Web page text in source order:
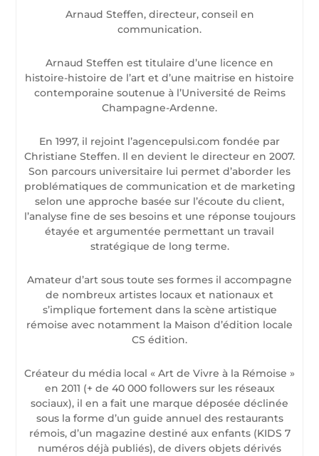
Arnaud Steffen, directeur, conseil en
communication.
Arnaud Steffen est titulaire d’une licence en
histoire-histoire de l’art et d’une maitrise en histoire
contemporaine soutenue à l’Université de Reims
Champagne-Ardenne.
En 1997, il rejoint l’agencepulsi.com fondée par
Christiane Steffen. Il en devient le directeur en 2007.
Son parcours universitaire lui permet d’aborder les
problématiques de communication et de marketing
selon une approche basée sur l’écoute du client,
l’analyse fine de ses besoins et une réponse toujours
étayée et argumentée permettant un travail
stratégique de long terme.
Amateur d’art sous toute ses formes il accompagne
de nombreux artistes locaux et nationaux et
s’implique fortement dans la scène artistique
rémoise avec notamment la Maison d’édition locale
CS édition.
Créateur du média local « Art de Vivre à la Rémoise »
en 2011 (+ de 40 000 followers sur les réseaux
sociaux), il en a fait une marque déposée déclinée
sous la forme d’un guide annuel des restaurants
rémois, d’un magazine destiné aux enfants (KIDS 7
numéros déjà publiés), de divers objets dérivés